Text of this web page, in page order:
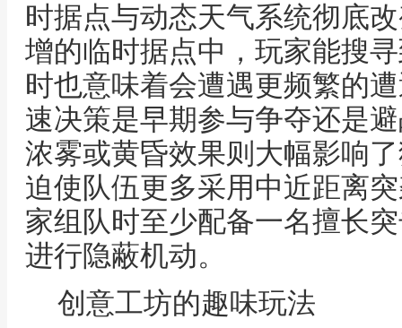
时据点与动态天气系统彻底
增的临时据点中，玩家能搜
时也意味着会遭遇更频繁的
速决策是早期参与争夺还是
浓雾或黄昏效果则大幅影响
迫使队伍更多采用中近距离
家组队时至少配备一名擅长
进行隐蔽机动。
创意工坊的趣味玩法